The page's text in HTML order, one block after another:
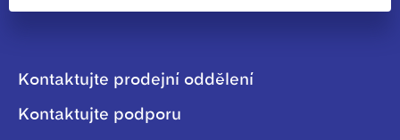
Kontaktujte prodejní oddělení
Kontaktujte podporu